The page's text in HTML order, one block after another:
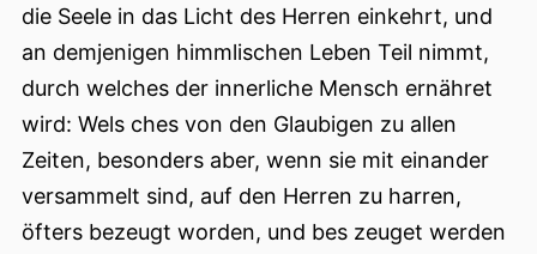
die Seele in das Licht des Herren einkehrt, und
an demjenigen himmlischen Leben Teil nimmt,
durch welches der innerliche Mensch ernähret
wird: Wels ches von den Glaubigen zu allen
Zeiten, besonders aber, wenn sie mit einander
versammelt sind, auf den Herren zu harren,
öfters bezeugt worden, und bes zeuget werden